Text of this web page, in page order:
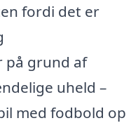
fordi det er
grund af
uheld –
med fodbold op